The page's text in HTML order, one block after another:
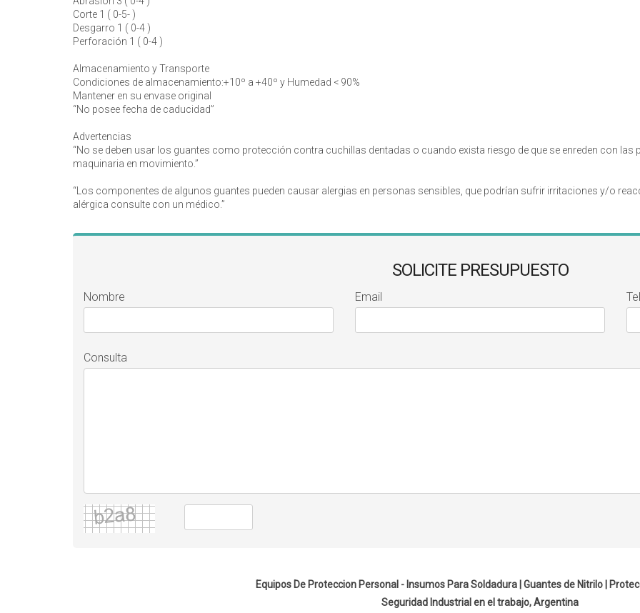
Corte 1 ( 0-5- )
Desgarro 1 ( 0-4 )
Perforación 1 ( 0-4 )
Almacenamiento y Transporte
Condiciones de almacenamiento:+10º a +40º y Humedad < 90%
Mantener en su envase original
“No posee fecha de caducidad”
Advertencias
“No se deben usar los guantes como protección contra cuchillas dentadas o cuando exista riesgo de que se enreden con las
maquinaria en movimiento.”
“Los componentes de algunos guantes pueden causar alergias en personas sensibles, que podrían sufrir irritaciones y/o
alérgica consulte con un médico.”
SOLICITE PRESUPUESTO
Nombre Email
Consulta
Equipos De Proteccion Personal - Insumos Para Soldadura | Guantes de Nitrilo
Seguridad Industrial en el trabajo, Argentina